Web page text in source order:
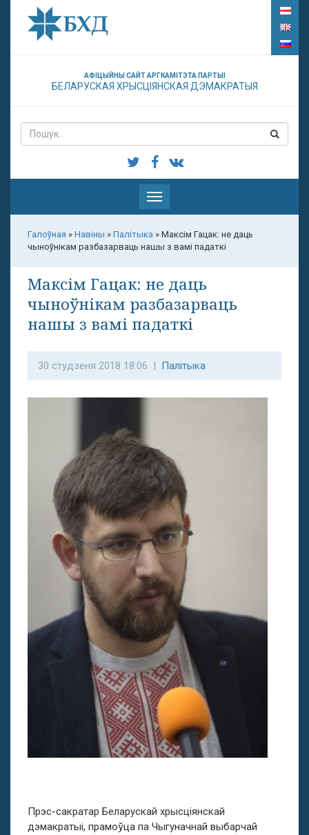
АФІЦЫЙНЫ САЙТ АРГКАМІТЭТА ПАРТЫІ
БЕЛАРУСКАЯ ХРЫСЦІЯНСКАЯ ДЭМАКРАТЫЯ
Паказаць
меню
Галоўная » Навіны » Палітыка » Максім Гацак: не даць
чыноўнікам разбазарваць нашы з вамі падаткі
Максім Гацак: не даць
чыноўнікам разбазарваць
нашы з вамі падаткі
30 студзеня 2018 18:06 | Палітыка
Прэс-сакратар Беларускай хрысціянскай
дэмакратыі, прамоўца па Чыгуначнай выбарчай